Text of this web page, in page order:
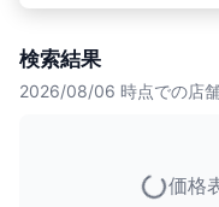
検索結果
2026/08/06 時点での店
価格